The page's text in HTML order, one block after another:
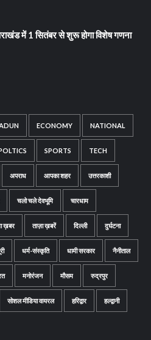
में 1 सितंबर से शुरू होगा विशेष गणना
ECONOMY NATIONAL
SPORTS TECH
अपराध आपका शहर उत्तरकाशी
चलो चले देवभूमि चारधाम
ख़बर ताज़ा ख़बरें दिल्ली दुर्घटना
धर्म-संस्कृति धामी सरकार नैनीताल
मनोरंजन मौसम रुद्रपुर
सोशल मीडिया वायरल हरिद्वार हल्द्वानी